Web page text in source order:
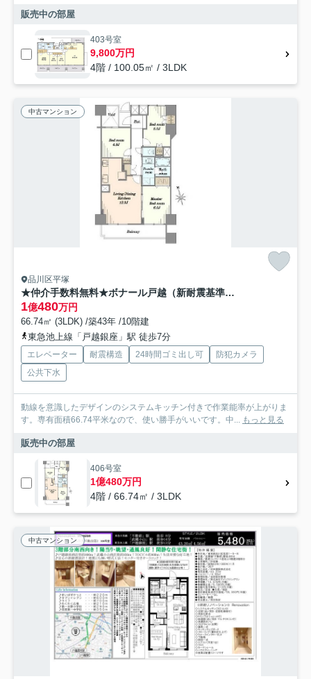
販売中の部屋
403号室
9,800万円
4階 / 100.05㎡ / 3LDK
中古マンション
品川区平塚
★仲介手数料無料★ボナール戸越（新耐震基準マンション）
1億480万円
66.74㎡ (3LDK) /築43年 /10階建
東急池上線「戸越銀座」駅 徒歩7分
エレベーター 耐震構造 24時間ゴミ出し可
防犯カメラ
公共下水
動線を意識したデザインのシステムキッチン付きで作業能率が上がりま
す。専有面積66.74平米なので、使い勝手がいいです。中... もっと見る
販売中の部屋
406号室
1億480万円
4階 / 66.74㎡ / 3LDK
中古マンション